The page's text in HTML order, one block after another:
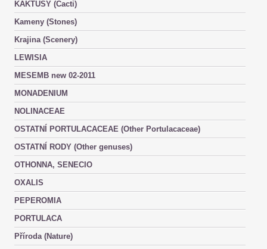
KAKTUSY (Cacti)
Kameny (Stones)
Krajina (Scenery)
LEWISIA
MESEMB new 02-2011
MONADENIUM
NOLINACEAE
OSTATNÍ PORTULACACEAE (Other Portulacaceae)
OSTATNÍ RODY (Other genuses)
OTHONNA, SENECIO
OXALIS
PEPEROMIA
PORTULACA
Příroda (Nature)